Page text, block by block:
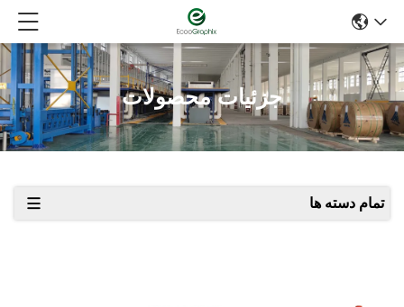
جزئیات محصولات
تمام دسته ها